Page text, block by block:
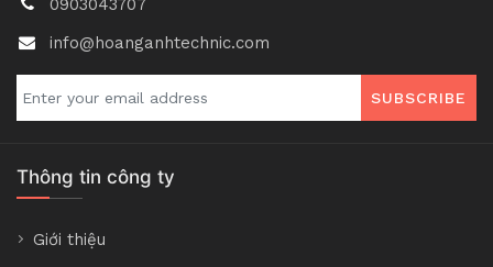
0903043707
info@hoanganhtechnic.com
SUBSCRIBE
Thông tin công ty
Giới thiệu